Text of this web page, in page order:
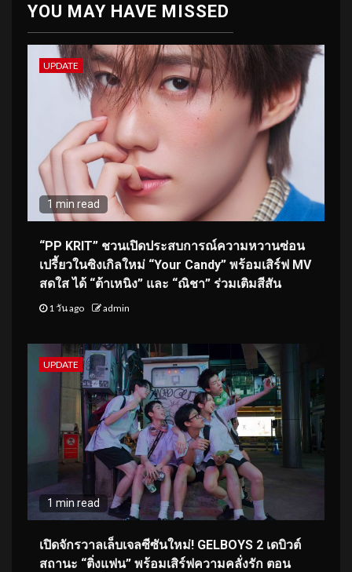
YOU MAY HAVE MISSED
UPDATE
1 min read
“PP KRIT” ชวนเปิดประสบการณ์ความหวานซ่อน
เปรี้ยวในซิงเกิลใหม่ “Your Candy” พร้อมเสิร์ฟ MV
สดใส ได้ “ต้าเหนิง” และ “ณิชา” ร่วมเติมสีสัน
1 วัน ago admin
UPDATE
1 min read
เปิดจักรวาลเล็บเจลซีซันใหม่! GELBOYS 2 เดบิวต์
สถานะ “ติ่งแฟน” พร้อมเสิร์ฟความคลั่งรัก ตอน